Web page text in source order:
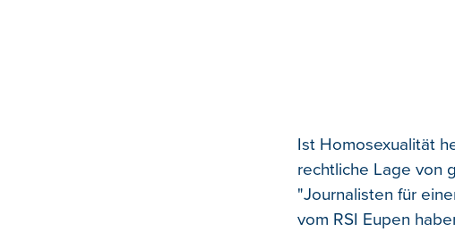
Ist Homosexualität
rechtliche Lage von
"Journalisten für
vom RSI Eupen